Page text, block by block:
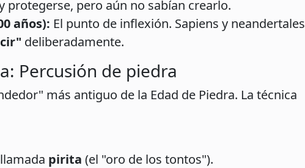
protegerse, pero aún no sabían crearlo.
años): El punto de inflexión. Sapiens y neandertales
deliberadamente.
Percusión de piedra
más antiguo de la Edad de Piedra. La técnica
pirita (el "oro de los tontos").